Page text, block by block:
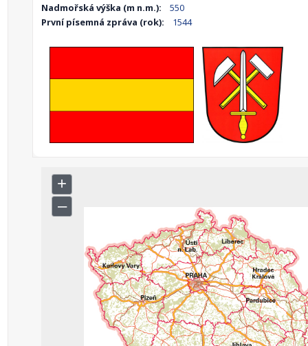
Nadmořská výška (m n.m.):
550
První písemná zpráva (rok):
1544